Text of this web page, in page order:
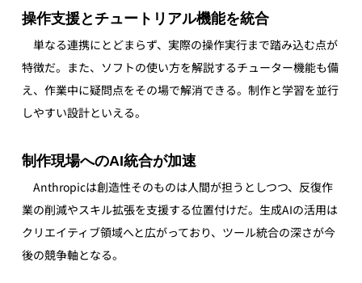
操作支援とチュートリアル機能を統合
単なる連携にとどまらず、実際の操作実行まで踏み込む点が
特徴だ。また、ソフトの使い方を解説するチューター機能も備
え、作業中に疑問点をその場で解消できる。制作と学習を並行
しやすい設計といえる。
制作現場へのAI統合が加速
Anthropicは創造性そのものは人間が担うとしつつ、反復作
業の削減やスキル拡張を支援する位置付けだ。生成AIの活用は
クリエイティブ領域へと広がっており、ツール統合の深さが今
後の競争軸となる。